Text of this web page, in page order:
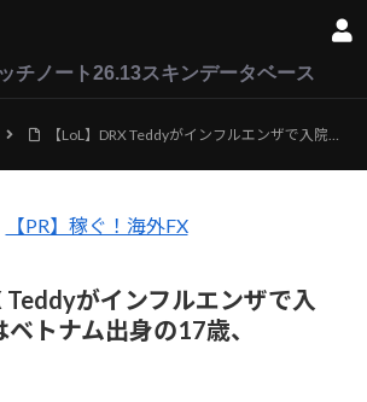
チノート26.13スキンデータベース
【LoL】DRX Teddyがインフルエンザで入院へ。代役はベトナム出身の17歳、LazyFeel
【PR】稼ぐ！海外FX
Teddyがインフルエンザで入
トナム出身の17歳、